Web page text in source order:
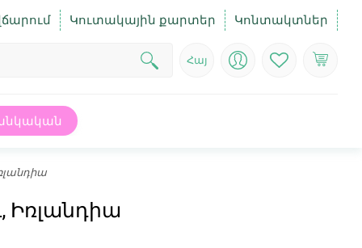
Կուտակային քարտեր Կոնտակտներ
Հայ
Իռլանդիա